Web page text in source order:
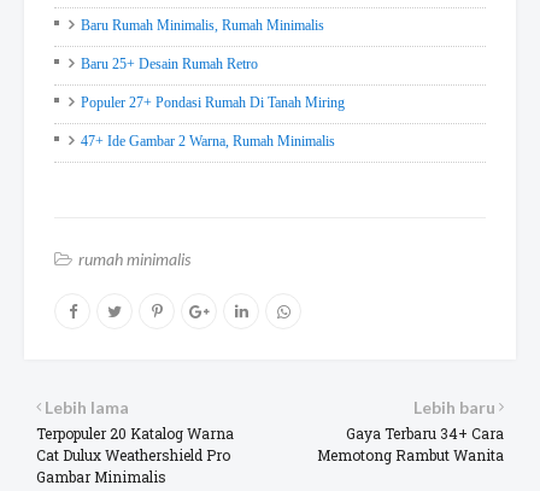
Baru Rumah Minimalis, Rumah Minimalis
Baru 25+ Desain Rumah Retro
Populer 27+ Pondasi Rumah Di Tanah Miring
47+ Ide Gambar 2 Warna, Rumah Minimalis
rumah minimalis
Lebih baru
Gaya Terbaru 34+ Cara
Memotong Rambut Wanita
Lebih lama
Terpopuler 20 Katalog Warna
Cat Dulux Weathershield Pro
Gambar Minimalis